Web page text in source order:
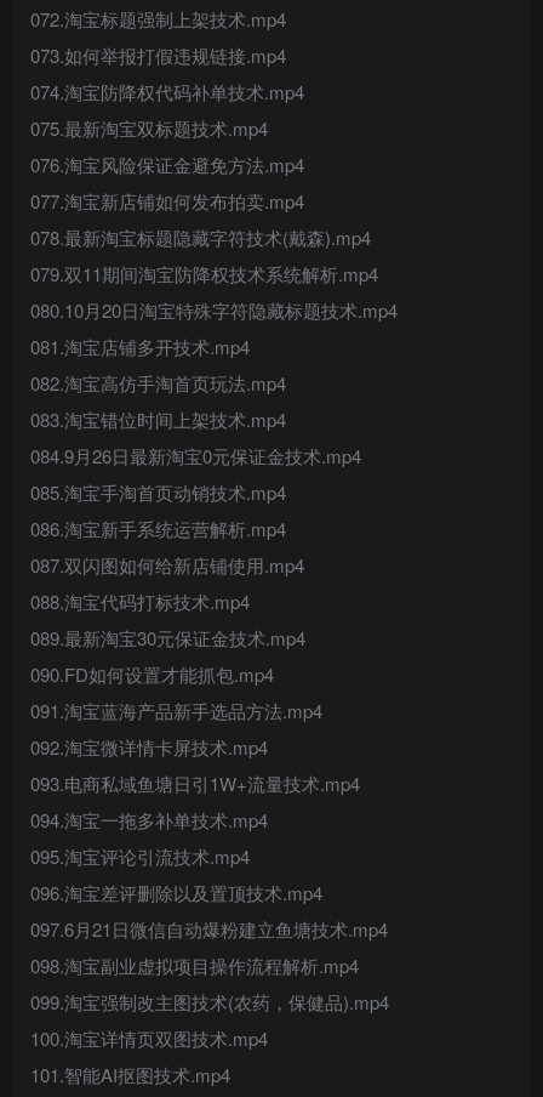
072.淘宝标题强制上架技术.mp4
073.如何举报打假违规链接.mp4
074.淘宝防降权代码补单技术.mp4
075.最新淘宝双标题技术.mp4
076.淘宝风险保证金避免方法.mp4
077.淘宝新店铺如何发布拍卖.mp4
078.最新淘宝标题隐藏字符技术(戴森).mp4
079.双11期间淘宝防降权技术系统解析.mp4
080.10月20日淘宝特殊字符隐藏标题技术.mp4
081.淘宝店铺多开技术.mp4
082.淘宝高仿手淘首页玩法.mp4
083.淘宝错位时间上架技术.mp4
084.9月26日最新淘宝0元保证金技术.mp4
085.淘宝手淘首页动销技术.mp4
086.淘宝新手系统运营解析.mp4
087.双闪图如何给新店铺使用.mp4
088.淘宝代码打标技术.mp4
089.最新淘宝30元保证金技术.mp4
090.FD如何设置才能抓包.mp4
091.淘宝蓝海产品新手选品方法.mp4
092.淘宝微详情卡屏技术.mp4
093.电商私域鱼塘日引1W+流量技术.mp4
094.淘宝一拖多补单技术.mp4
095.淘宝评论引流技术.mp4
096.淘宝差评删除以及置顶技术.mp4
097.6月21日微信自动爆粉建立鱼塘技术.mp4
098.淘宝副业虚拟项目操作流程解析.mp4
099.淘宝强制改主图技术(农药，保健品).mp4
100.淘宝详情页双图技术.mp4
101.智能AI抠图技术.mp4